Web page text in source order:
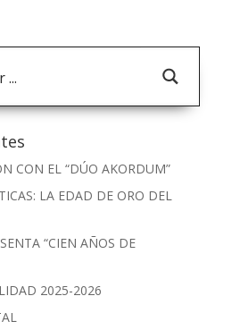
CON EL “DÚO AKORDUM”
LA EDAD DE ORO DEL
“CIEN AÑOS DE
2025-2026